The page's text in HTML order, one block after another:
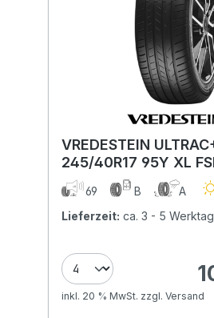
VREDESTEIN
245/40R17 95Y XL
69 B
A
Lieferzeit: ca. 3 - 5
inkl. 20 % MwSt. zzgl. Versand